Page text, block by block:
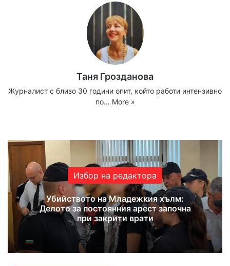
Таня Грозданова
Журналист с близо 30 години опит, който работи интензивно
по… More »
Избор на редактора
Убийството на Младежкия хълм:
Делото за постоянния арест започна
при закрити врати